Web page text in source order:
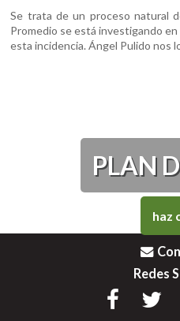
Se trata de un proceso natural
Promedio se está investigando
esta incidencia. Ángel Pulido nos
PLAN
haz
Redes